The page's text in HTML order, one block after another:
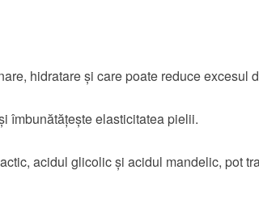
hidratare și care poate reduce excesul
îmbunătățește elasticitatea pielii.
acidul glicolic și acidul mandelic, pot